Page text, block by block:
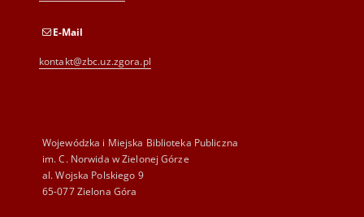
E-Mail
kontakt@zbc.uz.zgora.pl
Wojewódzka i Miejska Biblioteka Publiczna
im. C. Norwida w Zielonej Górze
al. Wojska Polskiego 9
65-077 Zielona Góra